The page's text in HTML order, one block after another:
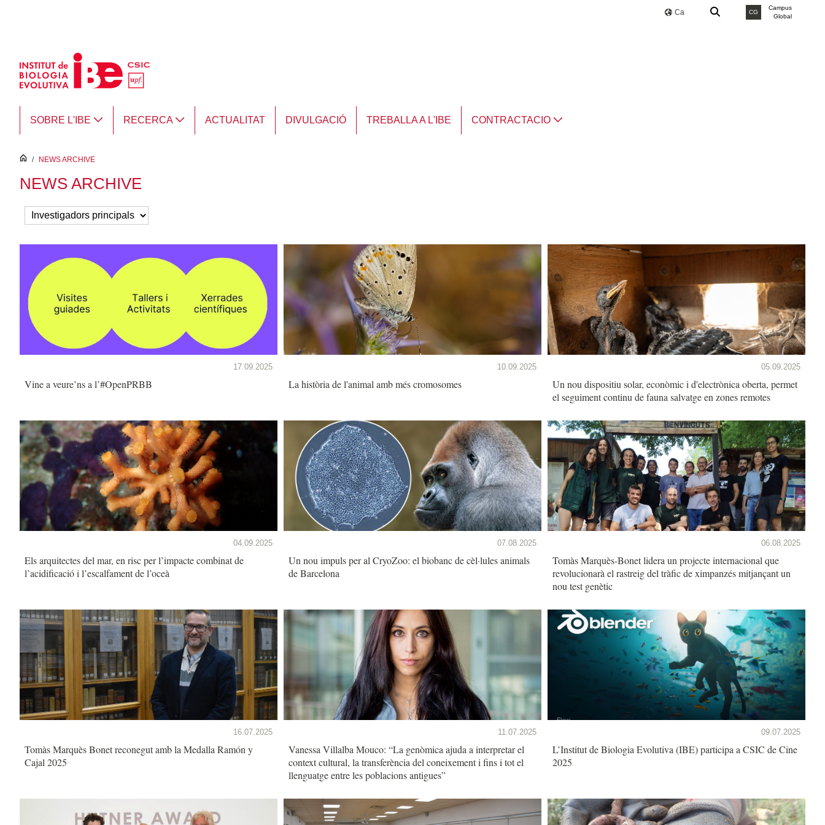
Ca CG
Campus
Global
SOBRE L'IBE RECERCA ACTUALITAT DIVULGACIÓ TREBALLA A L'IBE CONTRACTACIO
inici
/ NEWS ARCHIVE
NEWS ARCHIVE
17.09.2025
Vine a veure’ns a l’#OpenPRBB
10.09.2025
La història de l'animal amb més cromosomes
05.09.2025
Un nou dispositiu solar, econòmic i d'electrònica oberta, permet
el seguiment continu de fauna salvatge en zones remotes
04.09.2025
Els arquitectes del mar, en risc per l’impacte combinat de
l’acidificació i l’escalfament de l’oceà
07.08.2025
Un nou impuls per al CryoZoo: el biobanc de cèl·lules animals
de Barcelona
06.08.2025
Tomàs Marquès-Bonet lidera un projecte internacional que
revolucionarà el rastreig del tràfic de ximpanzés mitjançant un
nou test genètic
16.07.2025
Tomàs Marquès Bonet reconegut amb la Medalla Ramón y
Cajal 2025
11.07.2025
Vanessa Villalba Mouco: “La genòmica ajuda a interpretar el
context cultural, la transferència del coneixement i fins i tot el
llenguatge entre les poblacions antigues”
09.07.2025
L’Institut de Biologia Evolutiva (IBE) participa a CSIC de Cine
2025